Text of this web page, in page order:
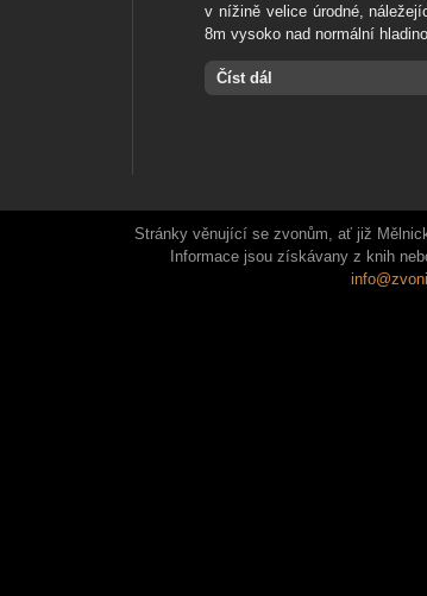
v nížině velice úrodné,
8m vysoko nad normální
Číst dál
Stránky věnující se zvonům, ať již
Informace jsou získávany z knih